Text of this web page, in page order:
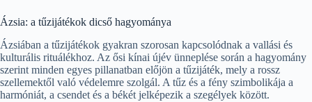
Ázsia: a tűzijátékok dicső hagyománya
Ázsiában a tűzijátékok gyakran szorosan kapcsolódnak a vallási és
kulturális rituálékhoz. Az ősi kínai újév ünneplése során a hagyomány
szerint minden egyes pillanatban előjön a tűzijáték, mely a rossz
szellemektől való védelemre szolgál. A tűz és a fény szimbolikája a
harmóniát, a csendet és a békét jelképezik a szegélyek között.